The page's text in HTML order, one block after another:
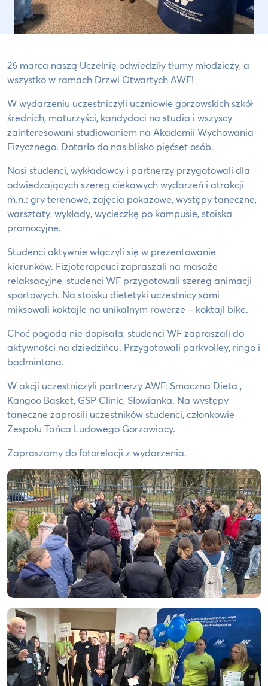
26 marca naszą Uczelnię odwiedziły tłumy młodzieży, a
wszystko w ramach Drzwi Otwartych AWF!
W wydarzeniu uczestniczyli uczniowie gorzowskich szkół
średnich, maturzyści, kandydaci na studia i wszyscy
zainteresowani studiowaniem na Akademii Wychowania
Fizycznego. Dotarło do nas blisko pięćset osób.
Nasi studenci, wykładowcy i partnerzy przygotowali dla
odwiedzających szereg ciekawych wydarzeń i atrakcji
m.n.: gry terenowe, zajęcia pokazowe, występy taneczne,
warsztaty, wykłady, wycieczkę po kampusie, stoiska
promocyjne.
Studenci aktywnie włączyli się w prezentowanie
kierunków. Fizjoterapeuci zapraszali na masaże
relaksacyjne, studenci WF przygotowali szereg animacji
sportowych. Na stoisku dietetyki uczestnicy sami
miksowali koktajle na unikalnym rowerze – koktajl bike.
Choć pogoda nie dopisała, studenci WF zapraszali do
aktywności na dziedzińcu. Przygotowali parkvolley, ringo i
badmintona.
W akcji uczestniczyli partnerzy AWF: Smaczna Dieta ,
Kangoo Basket, GSP Clinic, Słowianka. Na występy
taneczne zaprosili uczestników studenci, członkowie
Zespołu Tańca Ludowego Gorzowiacy.
Zapraszamy do fotorelacji z wydarzenia.